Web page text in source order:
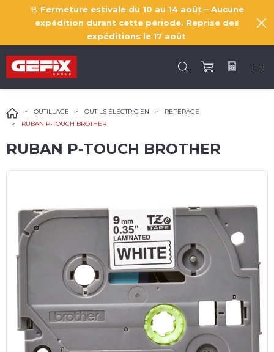
🚨 Fermeture estivale du 10 au 14 août – Aucune
expédition durant cette période. Reprise des
expéditions le 17 août
OUTILLAGE OUTILS ÉLECTRICIEN
REPÉRAGE
RUBAN P-TOUCH BROTHER
RUBAN P-TOUCH BROTHER